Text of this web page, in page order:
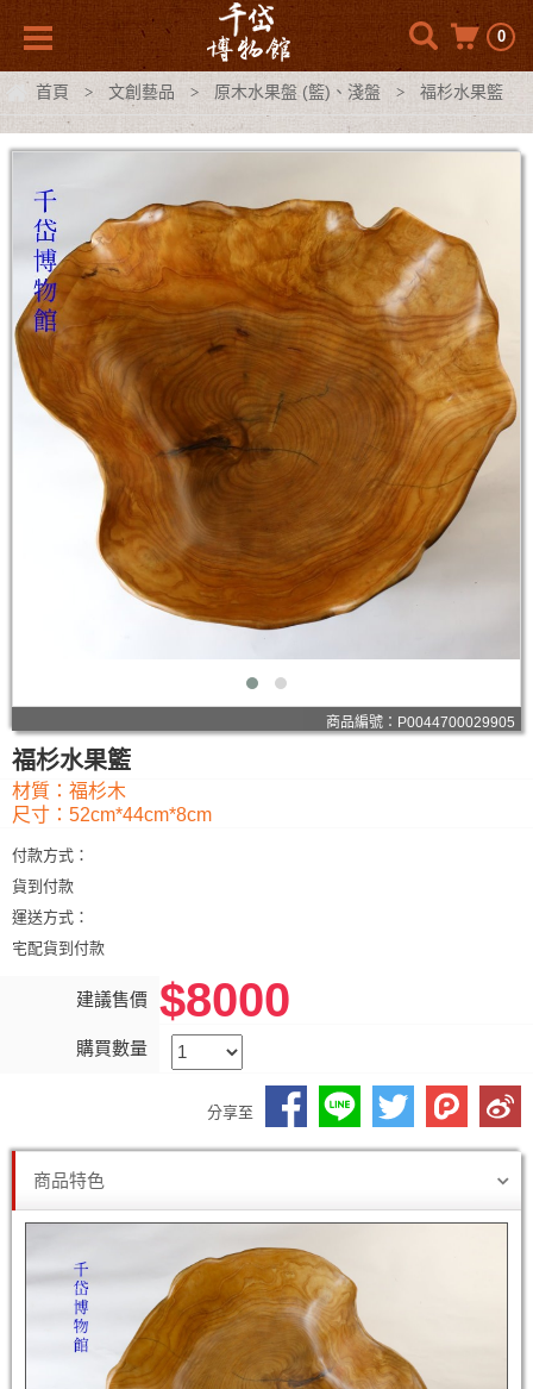
0
首頁 > 文創藝品 > 原木水果盤 (籃)、淺盤 > 福杉水果籃
商品編號：P0044700029905
福杉水果籃
材質：福杉木
尺寸：52cm*44cm*8cm
付款方式：
貨到付款
運送方式：
宅配貨到付款
建議售價 $8000
購買數量
分享至
商品特色